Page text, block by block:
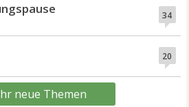
34
20
neue Themen